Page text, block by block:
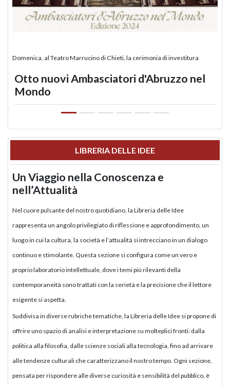
Domenica, al Teatro Marrucino di Chieti, la cerimonia di investitura
Otto nuovi Ambasciatori d'Abruzzo nel
Mondo
LIBRERIA DELLE IDEE
Un Viaggio nella Conoscenza e
nell’Attualità
Nel cuore pulsante del nostro quotidiano, la Libreria delle Idee
rappresenta un angolo privilegiato di riflessione e approfondimento, un
luogo in cui la cultura, la società e l’attualità si intrecciano in un dialogo
continuo e stimolante. Questa sezione si configura come un vero e
proprio laboratorio intellettuale, dove i temi più rilevanti della
contemporaneità sono trattati con la serietà e la precisione che il lettore
esigente si aspetta.
Suddivisa in diverse rubriche tematiche, la Libreria delle Idee si propone di
offrire uno spazio di analisi e interpretazione su molteplici fronti: dalla
politica alla filosofia, dalle scienze sociali alla tecnologia, fino ad arrivare
alle tendenze culturali che caratterizzano il nostro tempo. Ogni sezione,
pensata per rispondere alle diverse curiosità e sensibilità del pubblico, è